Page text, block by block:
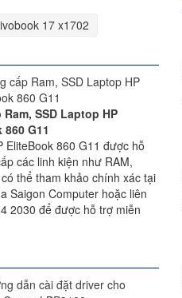
17 x1702
Ram, SSD Laptop HP
G11
EliteBook 860 G11 được hỗ
các linh kiện như RAM,
thể tham khảo chính xác tại
Saigon Computer hoặc liên
2030 để được hỗ trợ miễn